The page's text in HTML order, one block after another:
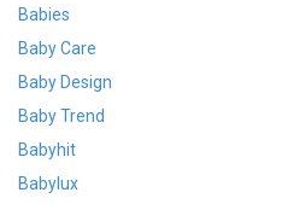
Babies
Baby Care
Baby Design
Baby Trend
Babyhit
Babylux